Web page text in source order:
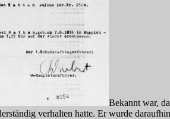
Bekannt war,
verhalten hatte. Er wurde